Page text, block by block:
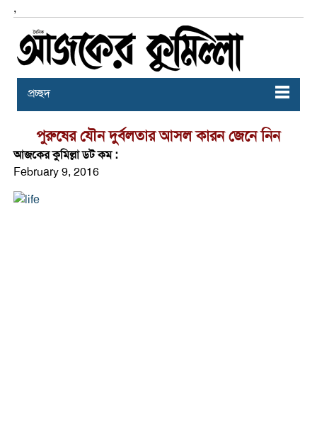
,
প্রচ্ছদ
পুরুষের যৌন দুর্বলতার আসল কারন জেনে নিন
আজকের কুমিল্লা ডট কম :
February 9, 2016